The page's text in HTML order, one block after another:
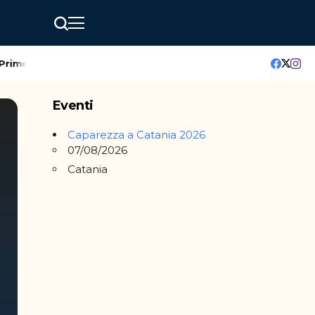
Catania Air Show 2025: emozioni e orgoglio italiano
Eventi
Caparezza a Catania 2026
07/08/2026
Catania